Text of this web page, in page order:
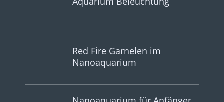
Red Fire Garnelen im
Nanoaquarium